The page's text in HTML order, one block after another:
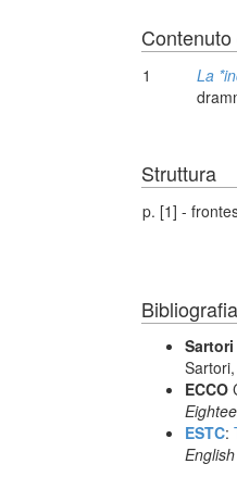
1
La
Struttura
p. [1] -
Bibliografia
Sartori
ECCO
ESTC: